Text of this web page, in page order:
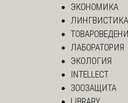
ЭКОНОМИКА
ЛИНГВИСТИКА
ЛАБОРАТОРИЯ
ЭКОЛОГИЯ
INTELLECT
ЗООЗАЩИТА